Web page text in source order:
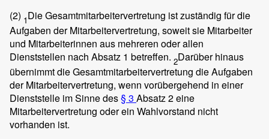
(2) 1Die Gesamtmitarbeitervertretung ist zuständig für die
Aufgaben der Mitarbeitervertretung, soweit sie Mitarbeiter
und Mitarbeiterinnen aus mehreren oder allen
Dienststellen nach Absatz 1 betreffen. 2Darüber hinaus
übernimmt die Gesamtmitarbeitervertretung die Aufgaben
der Mitarbeitervertretung, wenn vorübergehend in einer
Dienststelle im Sinne des§ 3 Absatz 2 eine
Mitarbeitervertretung oder ein Wahlvorstand nicht
vorhanden ist.